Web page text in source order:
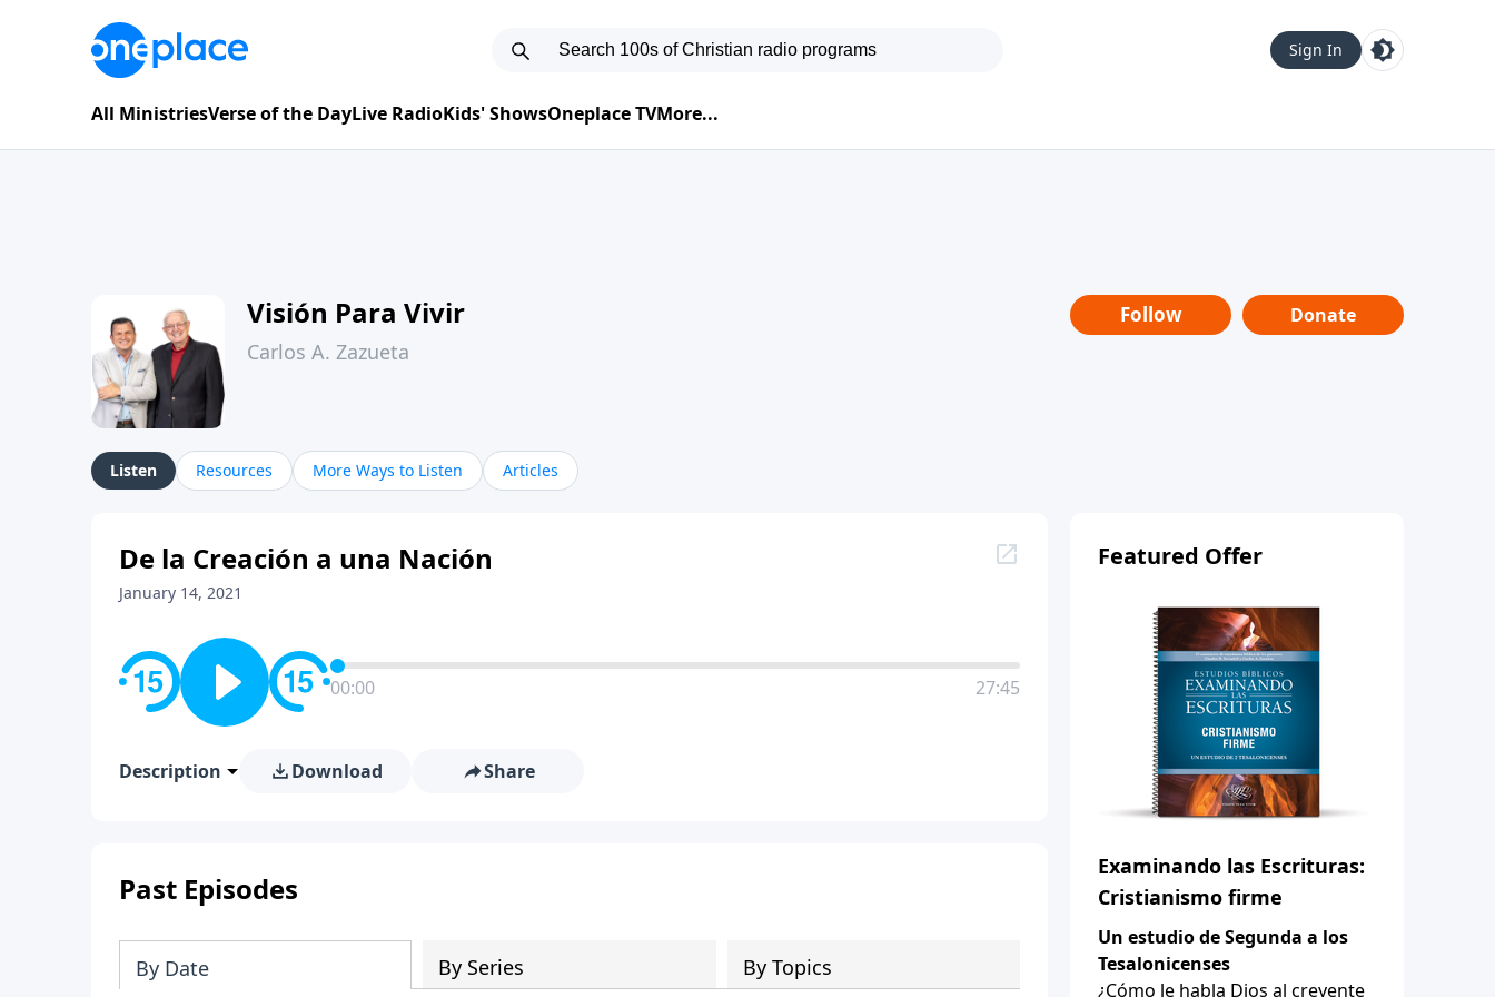
Sign In
All MinistriesVerse of the DayLive RadioKids' ShowsOneplace TVMore...
Visión Para Vivir
Carlos A. Zazueta
Follow Donate
Listen Resources More Ways to Listen Articles
De la Creación a una Nación
January 14, 2021
00:00 27:45
Description Download Share
Past Episodes
By Date By Series By Topics
Featured Offer
Examinando las Escrituras:
Cristianismo firme
Un estudio de Segunda a los
Tesalonicenses
¿Cómo le habla Dios al creyente